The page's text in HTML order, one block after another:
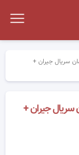
سریال جیران +
جیران +